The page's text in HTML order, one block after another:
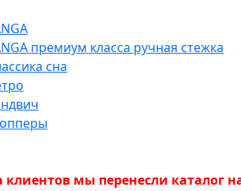
премиум класса ручная стежка
сна
клиентов мы перенесли каталог